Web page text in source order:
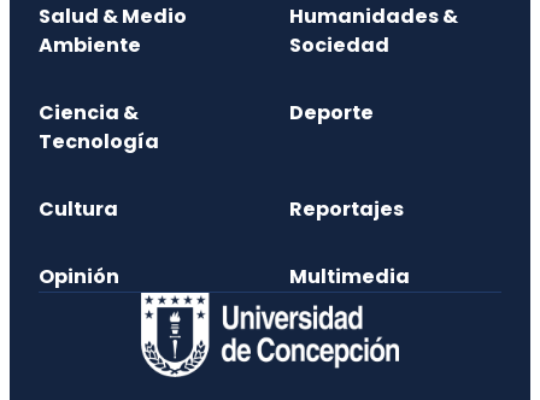
Salud & Medio
Ambiente
Humanidades &
Sociedad
Ciencia &
Tecnología
Deporte
Cultura Reportajes
Opinión Multimedia